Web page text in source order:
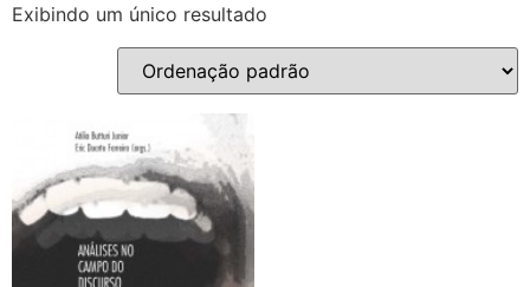
Exibindo um único resultado